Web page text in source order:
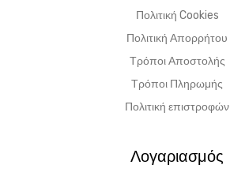
Πολιτική Cookies
Πολιτική Απορρήτου
Τρόποι Αποστολής
Τρόποι Πληρωμής
Πολιτική επιστροφών
Λογαριασμός